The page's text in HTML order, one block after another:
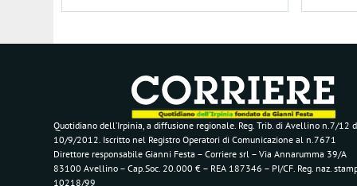
Quotidiano dell’Irpinia, a diffusione regionale. Reg. Trib. di Avellino n.7/12
10/9/2012. Iscritto nel Registro Operatori di Comunicazione al n.7671
Direttore responsabile Gianni Festa – Corriere srl – Via Annarumma 39/A
83100 Avellino – Cap.Soc. 20.000 € – REA 187346 – PI/CF. Reg. naz.
10218/99